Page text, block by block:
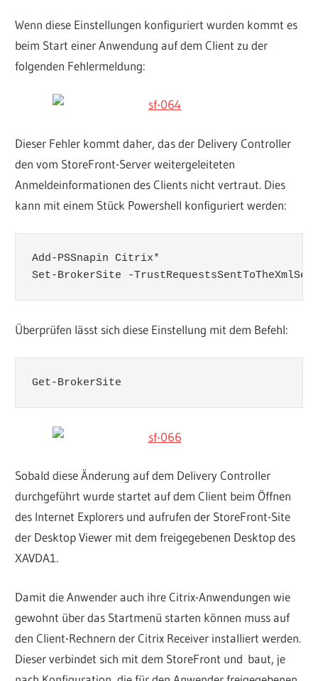
Wenn diese Einstellungen konfiguriert wurden kommt es
beim Start einer Anwendung auf dem Client zu der
folgenden Fehlermeldung:
Dieser Fehler kommt daher, das der Delivery Controller
den vom StoreFront-Server weitergeleiteten
Anmeldeinformationen des Clients nicht vertraut. Dies
kann mit einem Stück Powershell konfiguriert werden:
Add-PSSnapin Citrix*
Set-BrokerSite -
Überprüfen lässt sich diese Einstellung mit dem Befehl:
Get-BrokerSite
Sobald diese Änderung auf dem Delivery Controller
durchgeführt wurde startet auf dem Client beim Öffnen
des Internet Explorers und aufrufen der StoreFront-Site
der Desktop Viewer mit dem freigegebenen Desktop des
XAVDA1.
Damit die Anwender auch ihre Citrix-Anwendungen wie
gewohnt über das Startmenü starten können muss auf
den Client-Rechnern der Citrix Receiver installiert werden.
Dieser verbindet sich mit dem StoreFront und baut, je